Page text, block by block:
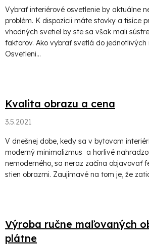
Vybrať interiérové osvetlenie by aktuálne
problém. K dispozícii máte stovky a tisíce
vhodných svetiel by ste sa však mali
faktorov. Ako vybrať svetlá do jednotlivých
Osvetleni...
Kvalita obrazu a cena
3.5.2021
V dnešnej dobe, kedy sa v bytovom
moderný minimalizmus a horlivé
nemoderného, sa neraz začína objavovať
stien obrazmi. Zaujímavé na tom je, že
Výroba ručne maľovaných
plátne